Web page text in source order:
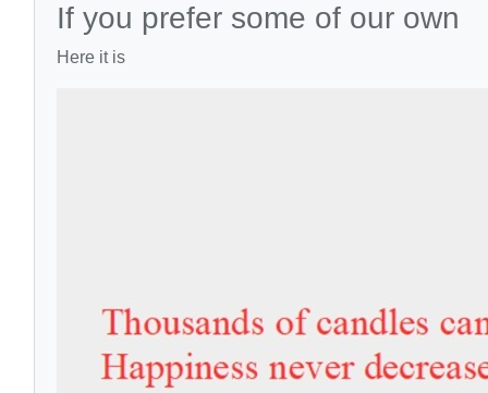
If you prefer some of our own
Here it is